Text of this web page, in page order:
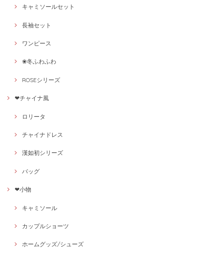
キャミソールセット
長袖セット
ワンピース
❀冬ふわふわ
ROSEシリーズ
❤チャイナ風
ロリータ
チャイナドレス
漢如初シリーズ
バッグ
❤小物
キャミソール
カップルショーツ
ホームグッズ/シューズ